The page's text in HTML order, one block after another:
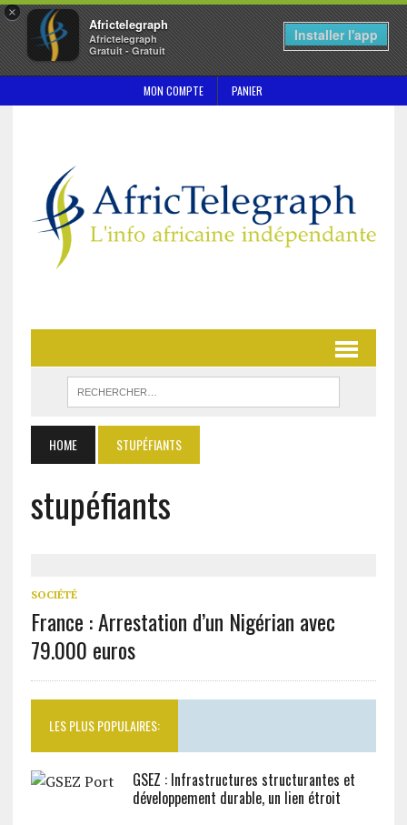
×
Africtelegraph
Africtelegraph
Gratuit - Gratuit
Installer l'app
MON COMPTE PANIER
HOME STUPÉFIANTS
stupéfiants
SOCIÉTÉ
France : Arrestation d’un Nigérian avec
79.000 euros
LES PLUS POPULAIRES:
GSEZ : Infrastructures structurantes et
développement durable, un lien étroit